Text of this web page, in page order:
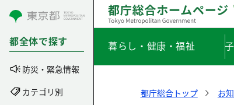
コンテンツにスキップ
都全体で探す
防災・緊急情報
カテゴリ別
暮らし・健康・福祉
都庁総合トップ お